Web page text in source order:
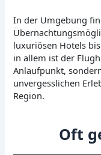
In der Umgebung
luxuriösen Hotels
in allem ist der
Anlaufpunkt,
unvergesslichen
Region.
Oft